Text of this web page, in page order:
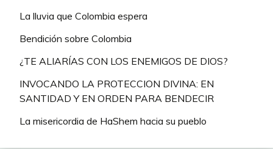
La lluvia que Colombia espera
Bendición sobre Colombia
¿TE ALIARÍAS CON LOS ENEMIGOS DE DIOS?
INVOCANDO LA PROTECCION DIVINA: EN
SANTIDAD Y EN ORDEN PARA BENDECIR
La misericordia de HaShem hacia su pueblo